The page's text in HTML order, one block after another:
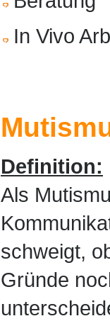
In Vivo
Definition:
Als
schweigt,
Gründe